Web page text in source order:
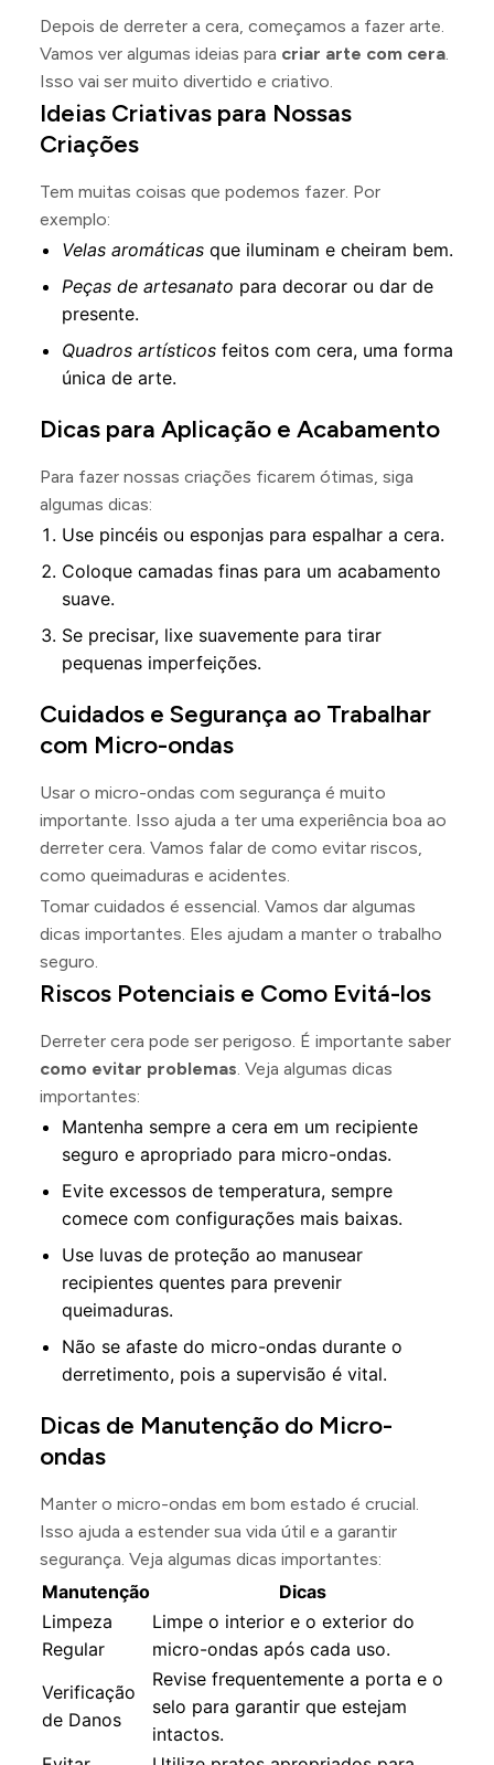
Depois de derreter a cera, começamos a fazer arte.
Vamos ver algumas ideias para criar arte com cera.
Isso vai ser muito divertido e criativo.
Ideias Criativas para Nossas
Criações
Tem muitas coisas que podemos fazer. Por
exemplo:
Velas aromáticas que iluminam e cheiram bem.
Peças de artesanato para decorar ou dar de
presente.
Quadros artísticos feitos com cera, uma forma
única de arte.
Dicas para Aplicação e Acabamento
Para fazer nossas criações ficarem ótimas, siga
algumas dicas:
Use pincéis ou esponjas para espalhar a cera.
Coloque camadas finas para um acabamento
suave.
Se precisar, lixe suavemente para tirar
pequenas imperfeições.
Cuidados e Segurança ao Trabalhar
com Micro-ondas
Usar o micro-ondas com segurança é muito
importante. Isso ajuda a ter uma experiência boa ao
derreter cera. Vamos falar de como evitar riscos,
como queimaduras e acidentes.
Tomar cuidados é essencial. Vamos dar algumas
dicas importantes. Eles ajudam a manter o trabalho
seguro.
Riscos Potenciais e Como Evitá-los
Derreter cera pode ser perigoso. É importante saber
como evitar problemas. Veja algumas dicas
importantes:
Mantenha sempre a cera em um recipiente
seguro e apropriado para micro-ondas.
Evite excessos de temperatura, sempre
comece com configurações mais baixas.
Use luvas de proteção ao manusear
recipientes quentes para prevenir
queimaduras.
Não se afaste do micro-ondas durante o
derretimento, pois a supervisão é vital.
Dicas de Manutenção do Micro-
ondas
Manter o micro-ondas em bom estado é crucial.
Isso ajuda a estender sua vida útil e a garantir
segurança. Veja algumas dicas importantes:
Manutenção
Dicas
Limpeza
Regular
Limpe o interior e o exterior do
micro-ondas após cada uso.
Verificação
de Danos
Revise frequentemente a porta e o
selo para garantir que estejam
intactos.